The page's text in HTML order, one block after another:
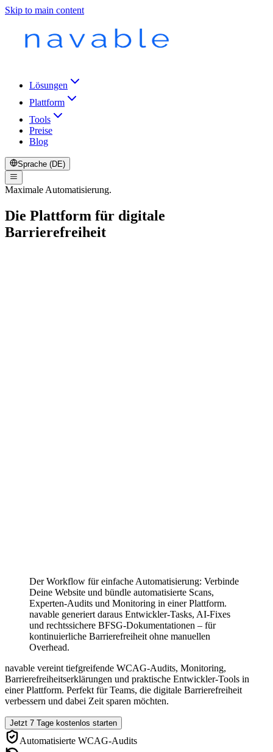
Skip to main content
Lösungen
Plattform
Tools
Preise
Blog
Sprache (DE)
Maximale Automatisierung.
Die Plattform für digitale
Barrierefreiheit
Der Workflow für einfache Automatisierung: Verbinde
Deine Website und bündle automatisierte Scans,
Experten-Audits und Monitoring in einer Plattform.
navable generiert daraus Entwickler-Tasks, AI-Fixes
und rechtssichere BFSG-Dokumentationen – für
kontinuierliche Barrierefreiheit ohne manuellen
Overhead.
navable vereint tiefgreifende WCAG-Audits, Monitoring,
Barrierefreiheitserklärungen und praktische Entwickler-Tools in
einer Plattform. Perfekt für Teams, die digitale Barrierefreiheit
verbessern und dabei Zeit sparen möchten.
Jetzt 7 Tage kostenlos starten
Automatisierte WCAG-Audits